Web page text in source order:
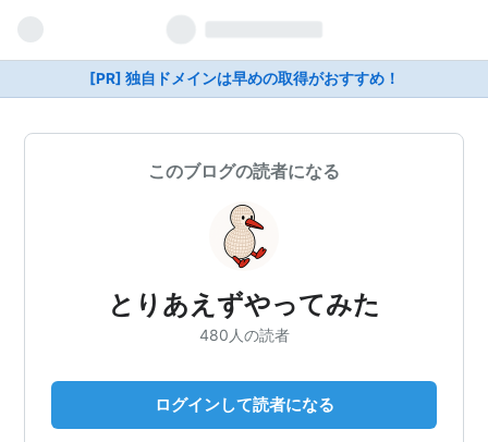
[PR] 独自ドメインは早めの取得がおすすめ！
このブログの読者になる
とりあえずやってみた
480人の読者
ログインして読者になる